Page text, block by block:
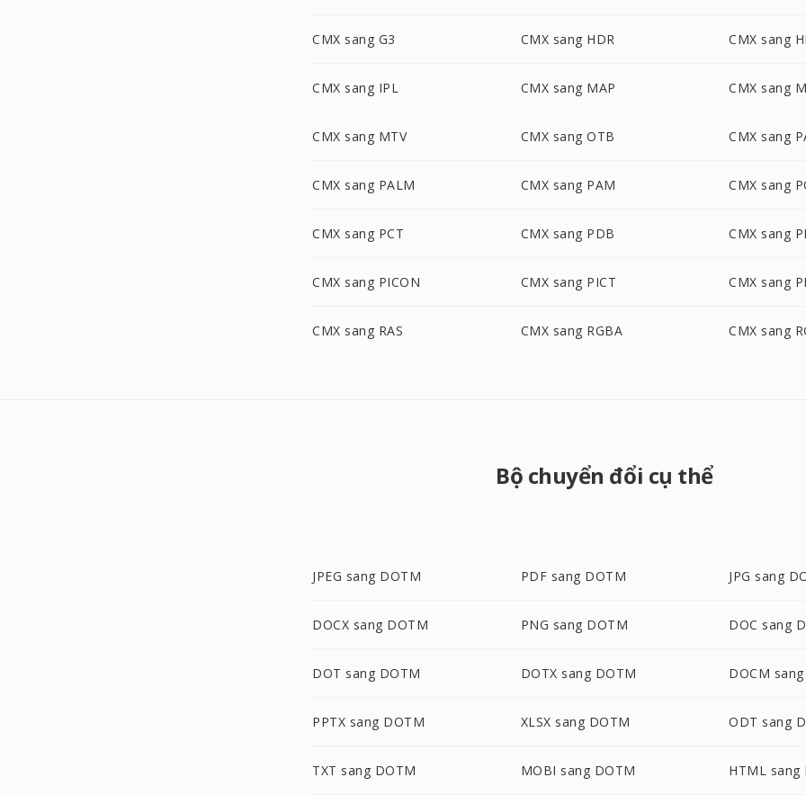
CMX sang G3 CMX sang HDR CMX sang
CMX sang IPL CMX sang MAP CMX sang
CMX sang MTV CMX sang OTB CMX sang
CMX sang PALM CMX sang PAM CMX sang
CMX sang PCT CMX sang PDB CMX sang
CMX sang PICON CMX sang PICT CMX sang
CMX sang RAS CMX sang RGBA CMX sang
Bộ chuyển đổi cụ thể
JPEG sang DOTM PDF sang DOTM JPG sang
DOCX sang DOTM PNG sang DOTM DOC sang
DOT sang DOTM DOTX sang DOTM DOCM
PPTX sang DOTM XLSX sang DOTM ODT sang
TXT sang DOTM MOBI sang DOTM HTML sang